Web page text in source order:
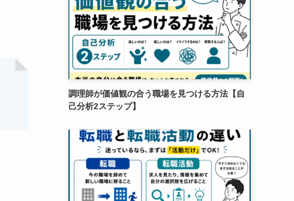
調理師が価値観の合う職場を見つける方法【自
己分析2ステップ】